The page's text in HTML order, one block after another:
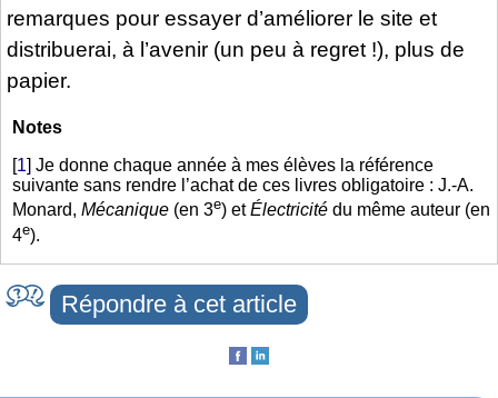
remarques pour essayer d’améliorer le site et
distribuerai, à l’avenir (un peu à regret !), plus de
papier.
Notes
[1] Je donne chaque année à mes élèves la référence
suivante sans rendre l’achat de ces livres obligatoire : J.-A.
Monard, Mécanique (en 3e) etÉlectricité du même auteur (en
4e).
Répondre à cet article